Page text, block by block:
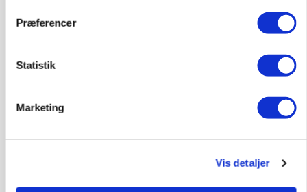
Præferencer
Statistik
Marketing
Vis detaljer